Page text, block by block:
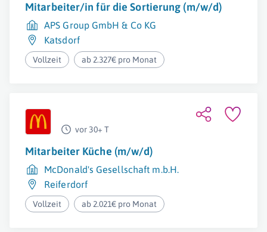
Mitarbeiter/in für die Sortierung (m/w/d)
APS Group GmbH & Co KG
Katsdorf
Vollzeit ab 2.327€ pro Monat
vor 30+ T
Mitarbeiter Küche (m/w/d)
McDonald's Gesellschaft m.b.H.
Reiferdorf
Vollzeit ab 2.021€ pro Monat